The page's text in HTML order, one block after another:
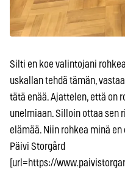
Silti en koe valintojani
uskallan tehdä tämän,
tätä enää. Ajattelen, että on
unelmiaan. Silloin ottaa sen
elämää. Niin rohkea minä
Päivi Storgård
[url=https://